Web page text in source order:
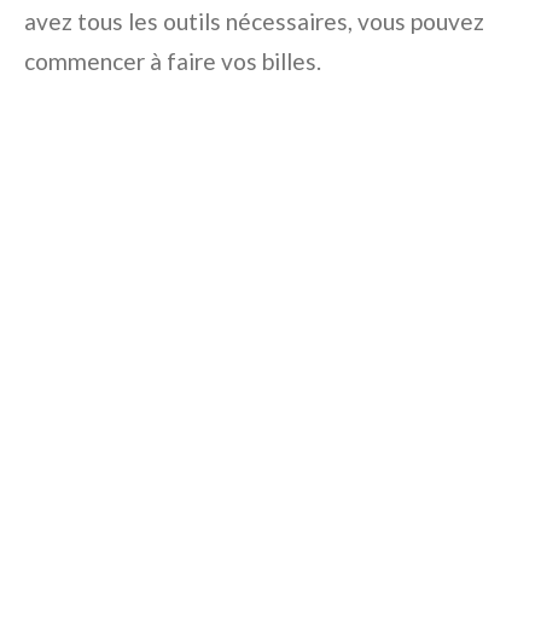
avez tous les outils nécessaires, vous pouvez
commencer à faire vos billes.